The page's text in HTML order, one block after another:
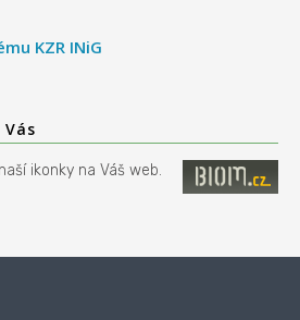
KZR INiG
ikonky na Váš web.